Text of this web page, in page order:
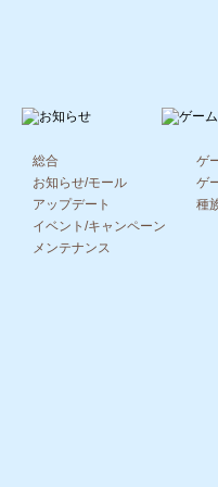
総合
お知らせ/モール
アップデート
イベント/キャンペーン
メンテナンス
ゲ
ゲ
種